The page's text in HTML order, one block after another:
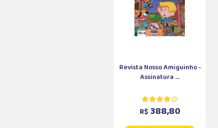
Revista Nosso Amiguinho -
Assinatura ...
R$ 388,80